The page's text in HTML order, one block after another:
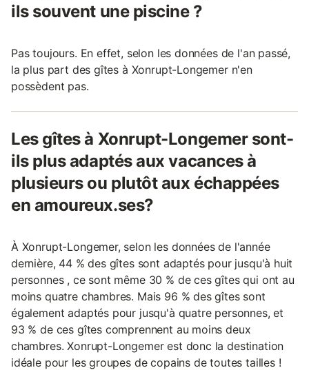
ils souvent une piscine ?
Pas toujours. En effet, selon les données de l'an passé,
la plus part des gîtes à Xonrupt-Longemer n'en
possèdent pas.
Les gîtes à Xonrupt-Longemer sont-
ils plus adaptés aux vacances à
plusieurs ou plutôt aux échappées
en amoureux.ses?
À Xonrupt-Longemer, selon les données de l'année
dernière, 44 % des gîtes sont adaptés pour jusqu'à huit
personnes , ce sont même 30 % de ces gîtes qui ont au
moins quatre chambres. Mais 96 % des gîtes sont
également adaptés pour jusqu'à quatre personnes, et
93 % de ces gîtes comprennent au moins deux
chambres. Xonrupt-Longemer est donc la destination
idéale pour les groupes de copains de toutes tailles !